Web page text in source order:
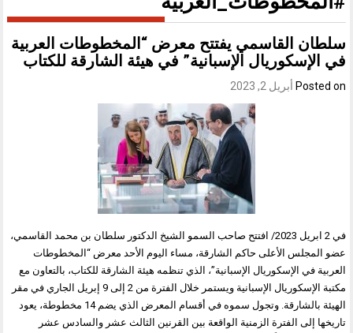
سلطان القاسمي يفتتح معرض “المخطوطات العربية
في الإسكوريال الإسبانية” في هيئة الشارقة للكتاب
Posted on أبريل 2, 2023
في 2 ابريل 2023/ افتتح صاحب السمو الشيخ الدكتور سلطان بن محمد القاسمي،
عضو المجلس الأعلى حاكم الشارقة، مساء اليوم الأحد معرض “المخطوطات
العربية في الإسكوريال الإسبانية”، الذي تنظمه هيئة الشارقة للكتاب، بالتعاون مع
مكتبة الإسكوريال الإسبانية ويستمر خلال الفترة من 2 إلى 9 إبريل الجاري في مقر
الهيئة بالشارقة. وتجول سموه في أقسام المعرض الذي يضم 14 مخطوطة، يعود
تاريخها إلى الفترة الزمنية الواقعة بين القرنين الثالث عشر والسادس عشر